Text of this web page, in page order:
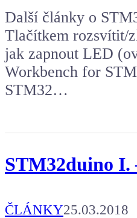
Další články o
Tlačítkem rozsvítit/
jak zapnout LED
Workbench for
STM32…
STM32duino
ČLÁNKY25.03.2018